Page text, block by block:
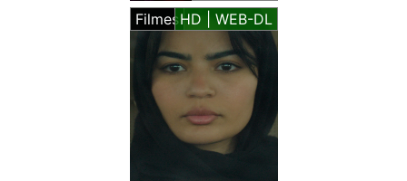
FilmesHD | WEB-DL